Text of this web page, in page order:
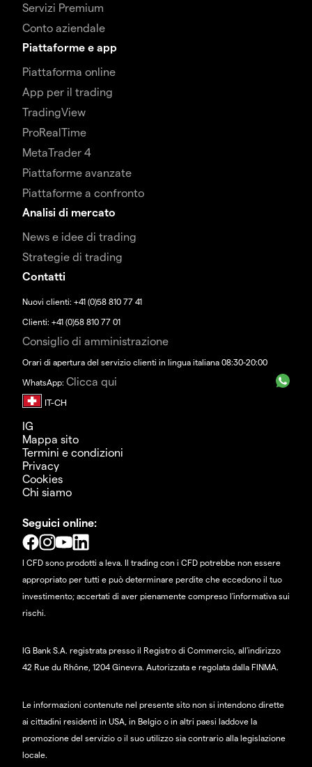
Servizi Premium
Conto aziendale
Piattaforme e app
Piattaforma online
App per il trading
TradingView
ProRealTime
MetaTrader 4
Piattaforme avanzate
Piattaforme a confronto
Analisi di mercato
News e idee di trading
Strategie di trading
Contatti
Nuovi clienti: +41 (0)58 810 77 41
Clienti: +41 (0)58 810 77 01
Consiglio di amministrazione
Orari di apertura del servizio clienti in lingua italiana 08:30-20:00
WhatsApp: Clicca qui
IG
Mappa sito
Termini e condizioni
Privacy
Cookies
Chi siamo
Seguici online:
I CFD sono prodotti a leva. Il trading con i CFD potrebbe non essere
appropriato per tutti e può determinare perdite che eccedono il tuo
investimento; accertati di aver pienamente compreso l'informativa sui
rischi.
IG Bank S.A. registrata presso il Registro di Commercio, all'indirizzo
42 Rue du Rhône, 1204 Ginevra. Autorizzata e regolata dalla FINMA.
Le informazioni contenute nel presente sito non si intendono dirette
ai cittadini residenti in USA, in Belgio o in altri paesi laddove la
promozione del servizio o il suo utilizzo sia contrario alla legislazione
locale.